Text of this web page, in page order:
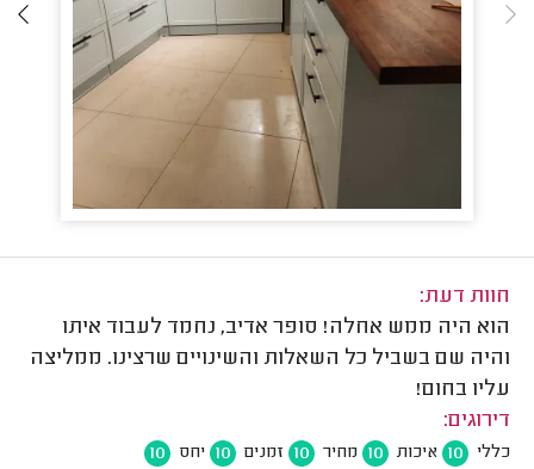
חוות דעת:
הוא היה ממש אחלה! סופר אדיב, נחמד לעבוד איתו
והיה שם בשביל כל השאלות והשינויים שרצינו. ממליצה
עליו בחום!
דירוגים:
כללי 10 איכות 10 מחיר 10 זמנים 10 יחס 10